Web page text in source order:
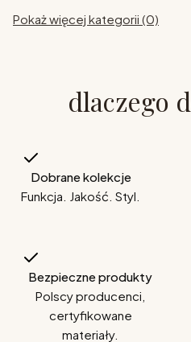
Pokaż więcej kategorii (0)
dlaczego
Dobrane kolekcje
Funkcja. Jakość. Styl.
Bezpieczne produkty
Polscy producenci,
certyfikowane
materiały.